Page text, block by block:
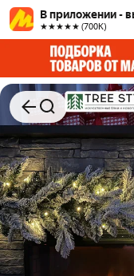
В приложении -
★★★★★ (700К)